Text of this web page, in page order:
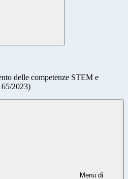
delle competenze STEM e
2023)
Menu di